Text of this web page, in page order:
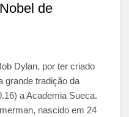
de
Dylan, por ter criado
grande tradição da
a Academia Sueca.
nascido em 24